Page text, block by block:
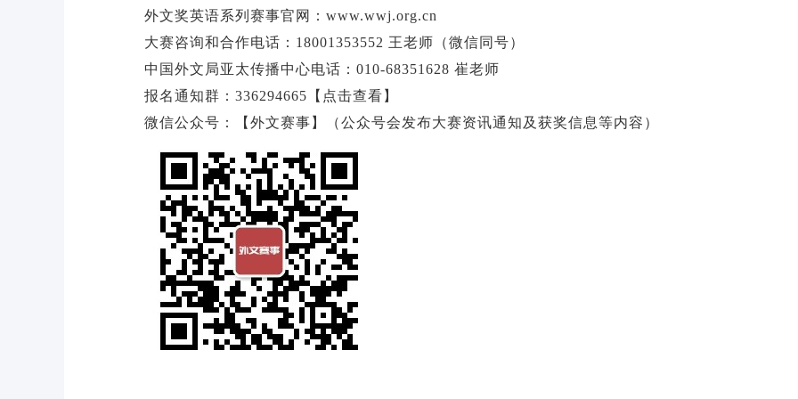
外文奖英语系列赛事官网： www.wwj.org.cn
大赛咨询和合作电话：18001353552 王老师（微信同号）
中国外文局亚太传播中心电话：010-68351628 崔老师
报名通知群： 336294665 【点击查看】
微信公众号：【外文赛事】（公众号会发布大赛资讯通知及获奖信息等内容）